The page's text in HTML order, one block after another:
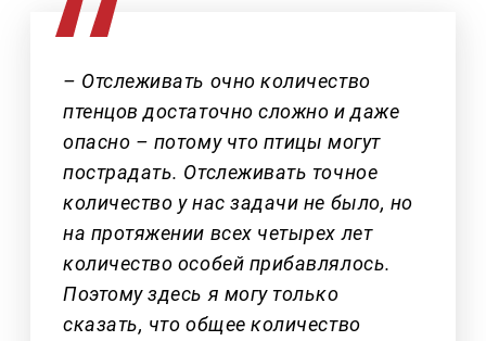
– Отслеживать очно количество
птенцов достаточно сложно и даже
опасно – потому что птицы могут
пострадать. Отслеживать точное
количество у нас задачи не было, но
на протяжении всех четырех лет
количество особей прибавлялось.
Поэтому здесь я могу только
сказать, что общее количество